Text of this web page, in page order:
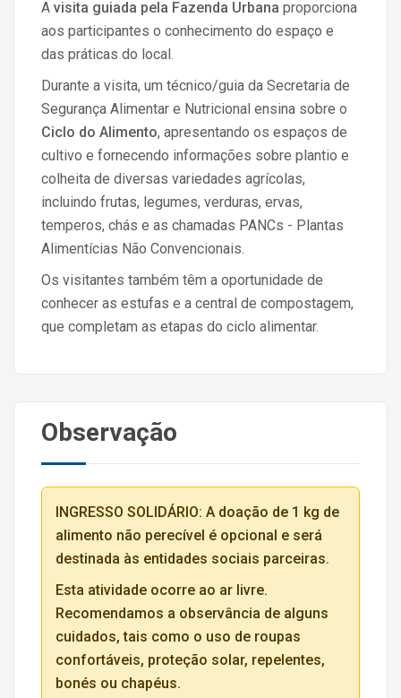
A visita guiada pela Fazenda Urbana proporciona
aos participantes o conhecimento do espaço e
das práticas do local.
Durante a visita, um técnico/guia da Secretaria de
Segurança Alimentar e Nutricional ensina sobre o
Ciclo do Alimento, apresentando os espaços de
cultivo e fornecendo informações sobre plantio e
colheita de diversas variedades agrícolas,
incluindo frutas, legumes, verduras, ervas,
temperos, chás e as chamadas PANCs - Plantas
Alimentícias Não Convencionais.
Os visitantes também têm a oportunidade de
conhecer as estufas e a central de compostagem,
que completam as etapas do ciclo alimentar.
Observação
INGRESSO SOLIDÁRIO: A doação de 1 kg de
alimento não perecível é opcional e será
destinada às entidades sociais parceiras.
Esta atividade ocorre ao ar livre.
Recomendamos a observância de alguns
cuidados, tais como o uso de roupas
confortáveis, proteção solar, repelentes,
bonés ou chapéus.